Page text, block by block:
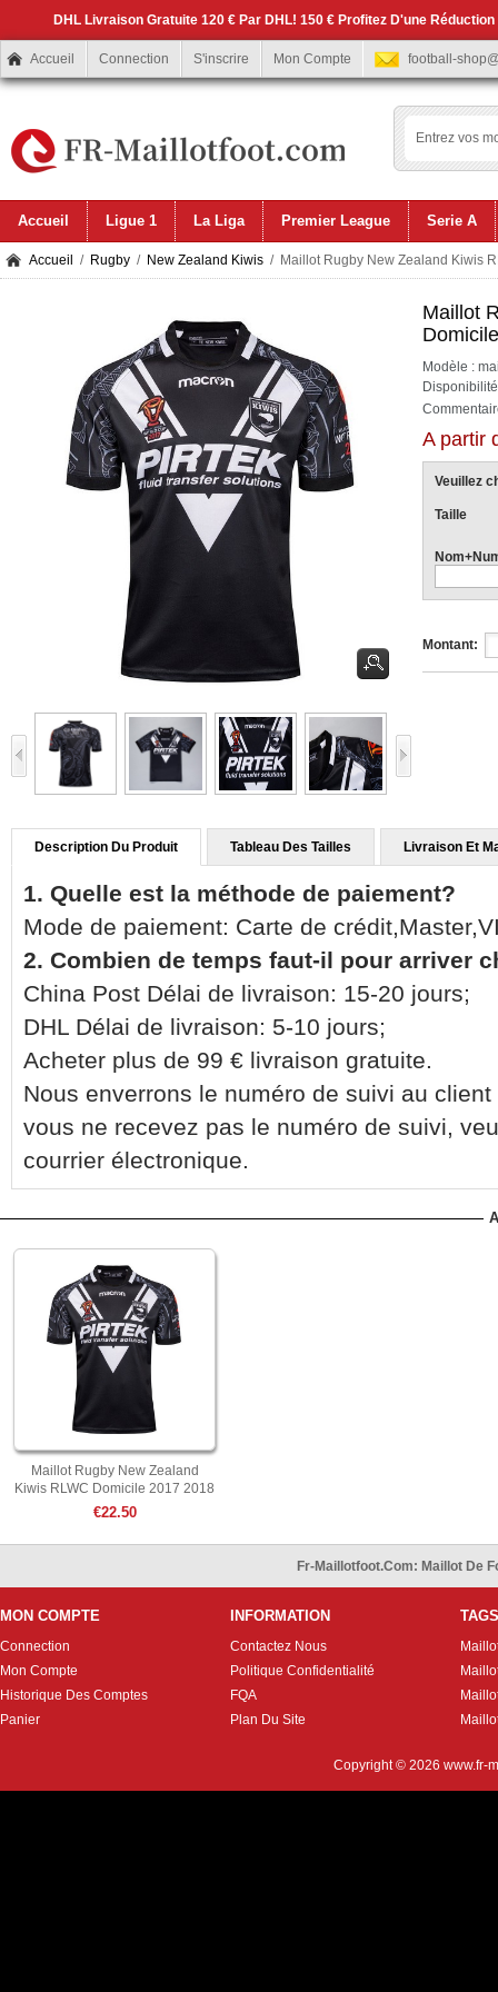
DHL Livraison Gratuite 120 € Par DHL! 150 € Profitez D'une
Accueil Connection S'inscrire Mon Compte football-
Accueil Ligue 1 La Liga Premier League Serie A
Accueil / Rugby / New Zealand Kiwis / Maillot Rugby New Zealand Kiwis
Maillot
Modèle :
A partir
Veuillez
Taille
Montant:
Description Du Produit Tableau Des Tailles Livraison Et
1. Quelle est la méthode de paiement?
Mode de paiement: Carte de
2. Combien de temps faut-il pour arriver
China Post Délai de livraison: 15-20 jours;
DHL Délai de livraison: 5-10 jours;
Acheter plus de 99 € livraison gratuite.
Nous enverrons le numéro de suivi au
vous ne recevez pas le numéro de suivi,
courrier électronique.
Maillot Rugby New Zealand
Kiwis RLWC Domicile 2017 2018
Noir
€22.50
Fr-Maillotfoot.com: Maillot De
MON COMPTE
Connection
Mon Compte
Historique Des Comptes
Panier
INFORMATION
Contactez Nous
Politique Confidentialité
FQA
Plan Du Site
TAGS
Copyright © 2026 www.fr-